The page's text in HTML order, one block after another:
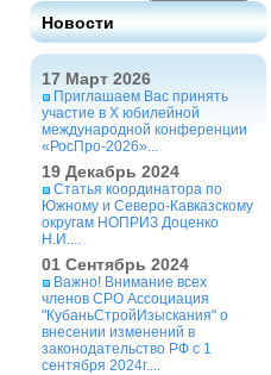
Новости
17 Март 2026
Приглашаем Вас принять
участие в X юбилейной
международной конференции
«РосПро-2026»...
19 Декабрь 2024
Статья координатора по
Южному и Северо-Кавказскому
округам НОПРИЗ Доценко
Н.И....
01 Сентябрь 2024
Важно! Внимание всех
членов СРО Ассоциация
"КубаньСтройИзыскания" о
внесении изменений в
законодательство РФ с 1
сентября 2024г....